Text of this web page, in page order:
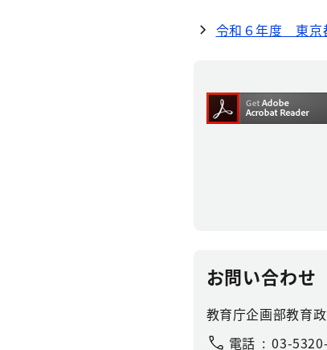
令和６年度 東京
お問い合わせ
教育庁企画部教育
電話
03-